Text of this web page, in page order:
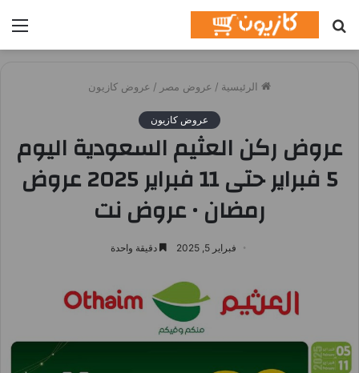
عن
الرئيسية / عروض مصر / عروض كازيون
عروض كازيون
عروض ركن العثيم السعودية اليوم
5 فبراير حتى 11 فبراير 2025 عروض
رمضان • عروض نت
فبراير 5, 2025 دقيقة واحدة